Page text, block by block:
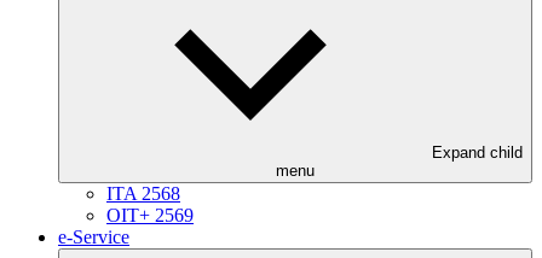
Expand child
menu
ITA 2568
OIT+ 2569
e-Service